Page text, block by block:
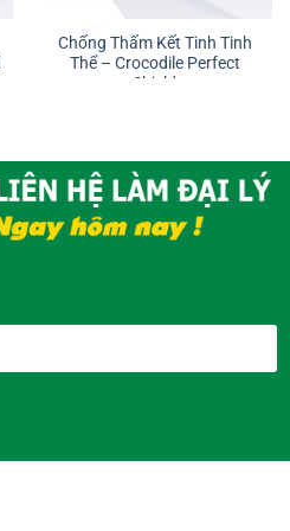
Chống Thấm Kết Tinh Tinh
Thể – Crocodile Perfect
Shield